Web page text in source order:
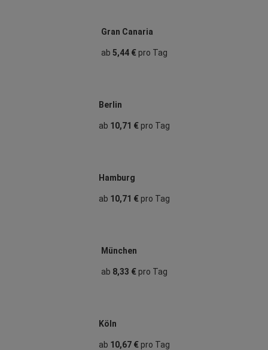
Gran Canaria
ab 5,44 €pro Tag
Berlin
ab 10,71 €pro Tag
Hamburg
ab 10,71 €pro Tag
München
ab 8,33 €pro Tag
Köln
ab 10,67 €pro Tag